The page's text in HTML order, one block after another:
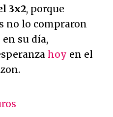
3x2, porque
no lo compraron
su día,
hoy en el